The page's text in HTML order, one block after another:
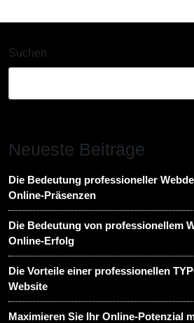
Suchen
Neueste Beiträge
Die Bedeutung professioneller
Online-Präsenzen
Die Bedeutung von professionellem
Online-Erfolg
Die Vorteile einer professionellen
Website
Maximieren Sie Ihr Online-Potenzial